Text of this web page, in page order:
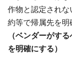
作物と認定され
約等で帰属先を明
（ベンダーがす
を明確にする）